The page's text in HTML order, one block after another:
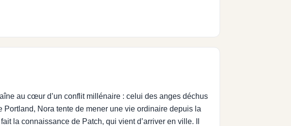
au cœur d’un conflit millénaire : celui des anges déchus
Nora tente de mener une vie ordinaire depuis la
la connaissance de Patch, qui vient d’arriver en ville. Il